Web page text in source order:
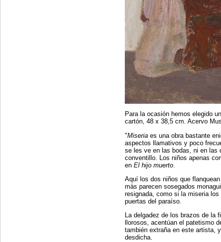
Para la ocasión hemos elegido
cartón, 48 x 38,5 cm. Acervo
"Miseria es una obra bastante
aspectos llamativos y poco
se les ve en las bodas, ni en las
conventillo. Los niños apenas
en El hijo muerto
Aquí los dos niños que
más parecen sosegados
resignada, como si la miseria
puertas del paraíso.
La delgadez de los brazos de la
llorosos, acentúan el patetismo
también extraña en este artista,
desdicha.